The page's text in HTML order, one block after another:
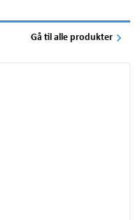
Gå til alle produkter